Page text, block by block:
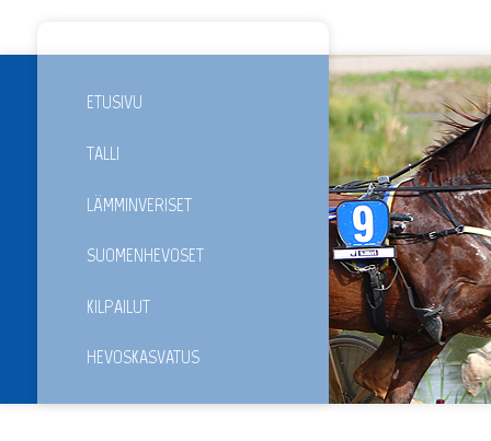
ETUSIVU
TALLI
LÄMMINVERISET
SUOMENHEVOSET
KILPAILUT
HEVOSKASVATUS